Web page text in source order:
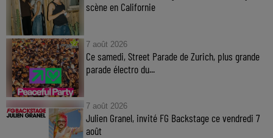
scène en Californie
7 août 2026
Ce samedi, Street Parade de Zurich, plus grande
parade électro du...
7 août 2026
Julien Granel, invité FG Backstage ce vendredi 7
août